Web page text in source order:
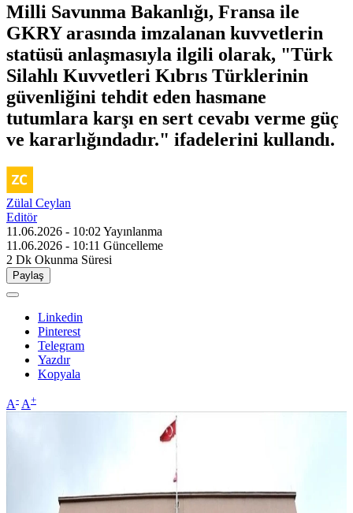
Milli Savunma Bakanlığı, Fransa ile
GKRY arasında imzalanan kuvvetlerin
statüsü anlaşmasıyla ilgili olarak, "Türk
Silahlı Kuvvetleri Kıbrıs Türklerinin
güvenliğini tehdit eden hasmane
tutumlara karşı en sert cevabı verme güç
ve kararlığındadır." ifadelerini kullandı.
Zülal Ceylan
Editör
11.06.2026 - 10:02 Yayınlanma
11.06.2026 - 10:11 Güncelleme
2 Dk Okunma Süresi
Paylaş
Linkedin
Pinterest
Telegram
Yazdır
Kopyala
A- A+